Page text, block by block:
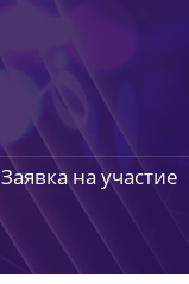
Заявка на участие